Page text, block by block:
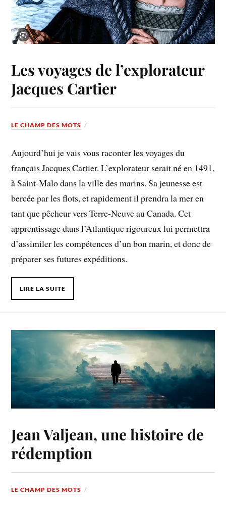
Les voyages de l’explorateur
Jacques Cartier
LE CHAMP DES MOTS
Aujourd’hui je vais vous raconter les voyages du
français Jacques Cartier. L’explorateur serait né en 1491,
à Saint-Malo dans la ville des marins. Sa jeunesse est
bercée par les flots, et rapidement il prendra la mer en
tant que pêcheur vers Terre-Neuve au Canada. Cet
apprentissage dans l’Atlantique rigoureux lui permettra
d’assimiler les compétences d’un bon marin, et donc de
préparer ses futures expéditions.
LIRE LA SUITE
Jean Valjean, une histoire de
rédemption
LE CHAMP DES MOTS